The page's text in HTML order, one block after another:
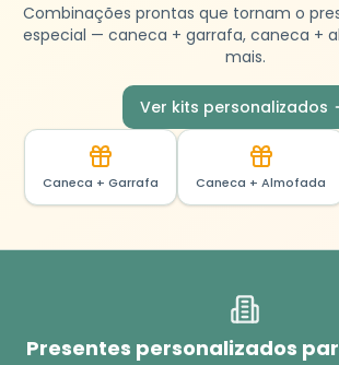
Combinações prontas que tornam o
especial — caneca + garrafa, caneca +
mais.
Ver kits personalizados
Caneca + Garrafa Caneca + Almofada
Presentes personalizados